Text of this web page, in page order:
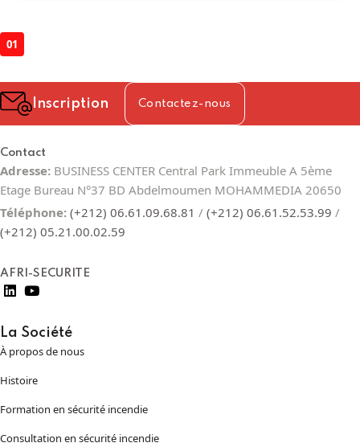
01
Inscription Contactez-nous
Contact
Adresse: BUSINESS CENTER Central Park Immeuble A 5ème
Etage Bureau N°37 BD Abdelmoumen MOHAMMEDIA 20650
Téléphone: (+212) 06.61.09.68.81 / (+212) 06.61.52.53.99 /
(+212) 05.21.00.02.59
AFRI-SECURITE
La Société
À propos de nous
Histoire
Formation en sécurité incendie
Consultation en sécurité incendie